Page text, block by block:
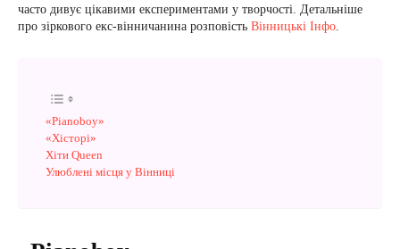
часто дивує цікавими експериментами у творчості. Детальніше
про зіркового екс-вінничанина розповість Вінницькі Інфо.
«Pianoboy»
«Хісторі»
Хіти Queen
Улюблені місця у Вінниці